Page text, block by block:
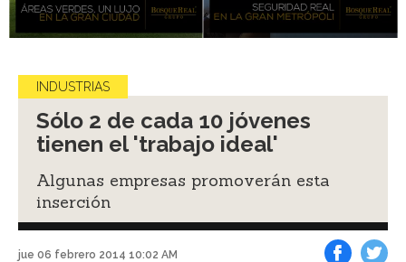
INDUSTRIAS
Sólo 2 de cada 10 jóvenes
tienen el 'trabajo ideal'
Algunas empresas promoverán esta
inserción
jue 06 febrero 2014 10:02 AM